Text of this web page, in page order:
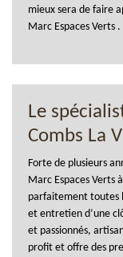
mieux sera de faire
Marc Espaces Verts .
Le
Combs La
Forte de plusieurs
Marc Espaces Verts
parfaitement toutes
et entretien d’une
et passionnés,
profit et offre des